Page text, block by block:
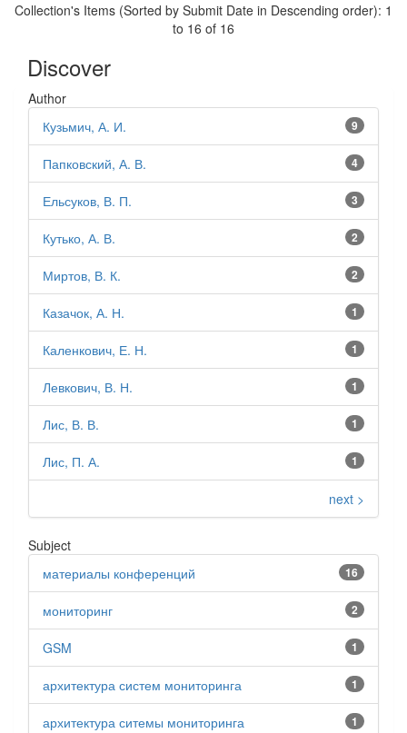
Collection's Items (Sorted by Submit Date in Descending order): 1
to 16 of 16
Discover
Author
9
Кузьмич, А. И.
4
Папковский, А. В.
3
Ельсуков, В. П.
2
Кутько, А. В.
2
Миртов, В. К.
1
Казачок, А. Н.
1
Каленкович, Е. Н.
1
Левкович, В. Н.
1
Лис, В. В.
1
Лис, П. А.
next >
Subject
16
материалы конференций
2
мониторинг
1
GSM
1
архитектура систем мониторинга
1
архитектура ситемы мониторинга